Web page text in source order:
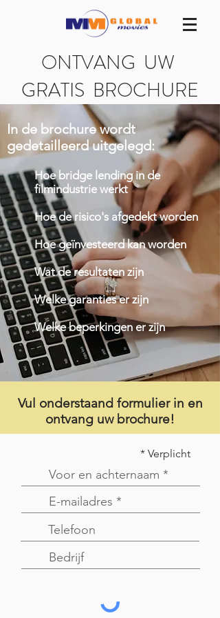
ONTVANG UW
GRATIS BROCHURE
In de brochure wordt
gedetailleerd uitgelegd:
Hoe bridge lending in de
filmindustrie werkt
Hoe de risico's afgedekt worden
Hoe geïnvesteerd kan worden
Wat de resultaten zijn
Welke garanties er zijn
Welke beperkingen er zijn
Vul onderstaand formulier in en
ontvang uw brochure!
* Verplicht